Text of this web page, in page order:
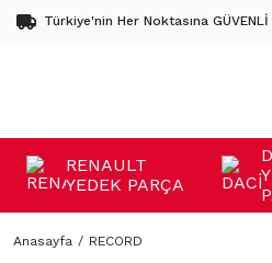
Türkiye'nin Her Noktasına
RENAULT
YEDEK PARÇA
Anasayfa RECORD